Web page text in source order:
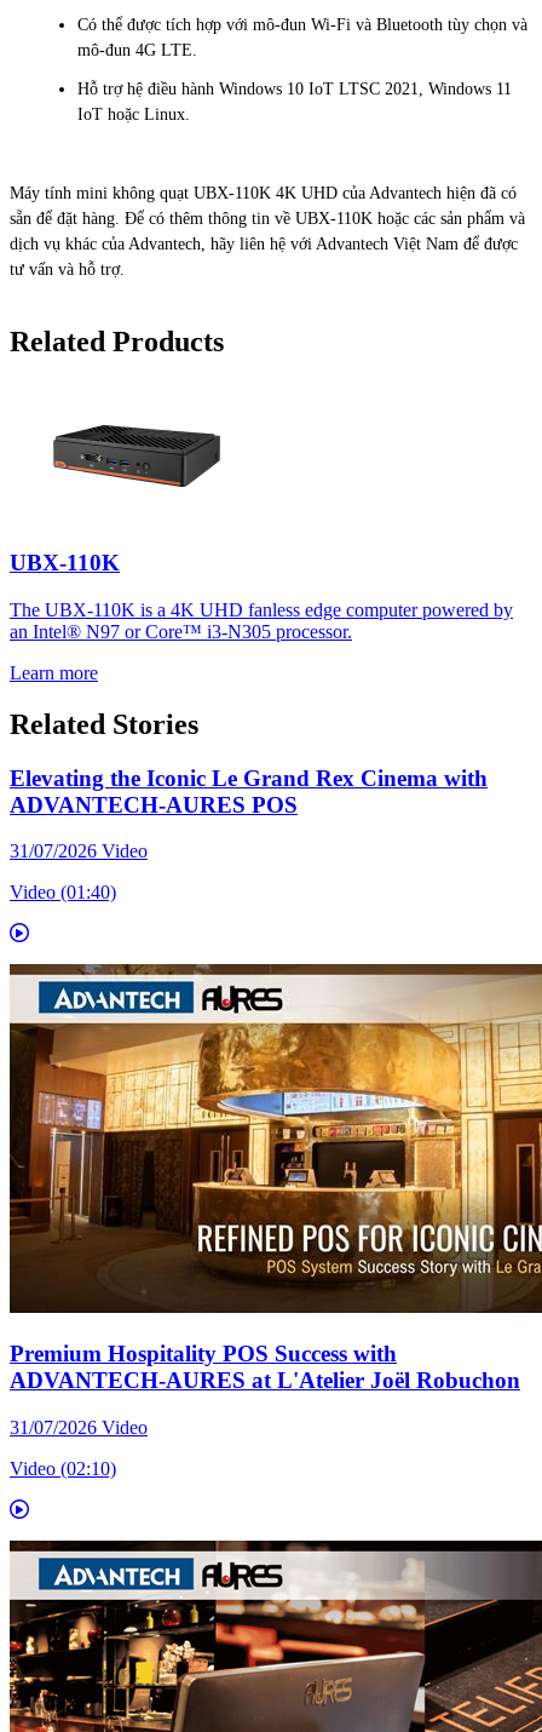
Có thể được tích hợp với mô-đun Wi-Fi và Bluetooth tùy chọn và
mô-đun 4G LTE.
Hỗ trợ hệ điều hành Windows 10 IoT LTSC 2021, Windows 11
IoT hoặc Linux.
Máy tính mini không quạt UBX-110K 4K UHD của Advantech hiện đã có
sẵn để đặt hàng. Để có thêm thông tin về UBX-110K hoặc các sản phẩm và
dịch vụ khác của Advantech, hãy liên hệ với Advantech Việt Nam để được
tư vấn và hỗ trợ.
Related Products
UBX-110K
The UBX-110K is a 4K UHD fanless edge computer powered by
an Intel® N97 or Core™ i3-N305 processor.
Learn more
Related Stories
Elevating the Iconic Le Grand Rex Cinema with
ADVANTECH-AURES POS
31/07/2026 Video
Video (01:40)
Premium Hospitality POS Success with
ADVANTECH-AURES at L'Atelier Joël Robuchon
31/07/2026 Video
Video (02:10)